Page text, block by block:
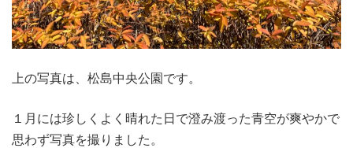
上の写真は、松島中央公園です。
１月には珍しくよく晴れた日で澄み渡った青空が爽やかで
思わず写真を撮りました。